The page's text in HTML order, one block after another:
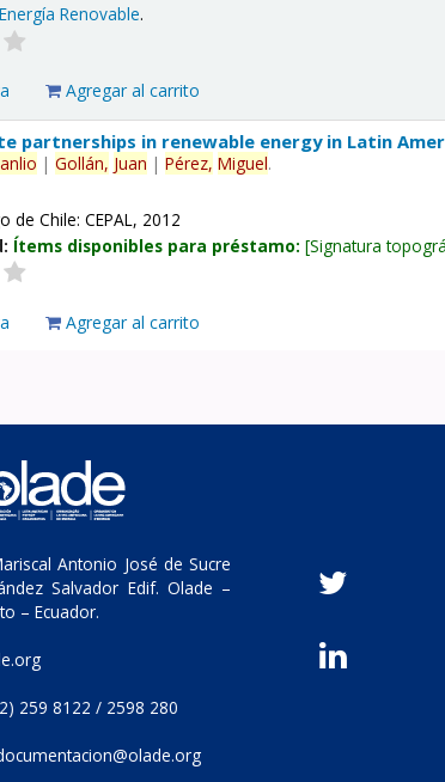
Renovable.
Agregar al carrito
partnerships in renewable energy in Latin
|Gollán, Juan |Pérez, Miguel.
de Chile: CEPAL, 2012
Ítems disponibles para préstamo: Signatura
Agregar al carrito
Antonio José de Sucre
Salvador Edif. Olade –
– Ecuador.
259 8122 / 2598 280